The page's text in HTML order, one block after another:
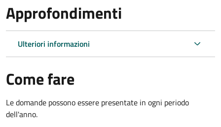
Approfondimenti
Ulteriori informazioni
Come fare
Le domande possono essere presentate in ogni periodo
dell'anno.